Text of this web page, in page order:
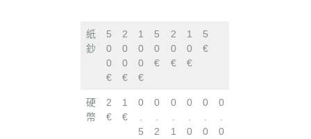
紙
鈔
5
0
0
€
2
0
0
€
1
0
0
€
5
0
€
2
0
€
1
0
€
5
€
硬
幣
2
€
1
€
0
5
0
2
0
1
0
0
0
0
0
0